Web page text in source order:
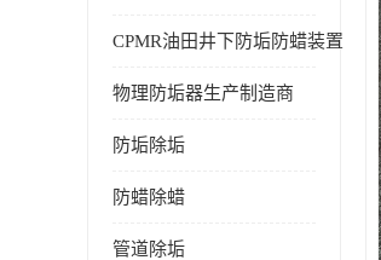
CPMR油田井下防垢防蜡装置
物理防垢器生产制造商
防垢除垢
防蜡除蜡
管道除垢